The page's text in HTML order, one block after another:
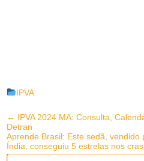
IPVA
Post
navigation
← IPVA 2024 MA: Consulta,
Detran
Aprende Brasil: Este sedã, vendido
Índia, conseguiu 5 estrelas nos